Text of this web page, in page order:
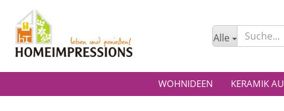
Alle
WOHNIDEEN KERAMIK